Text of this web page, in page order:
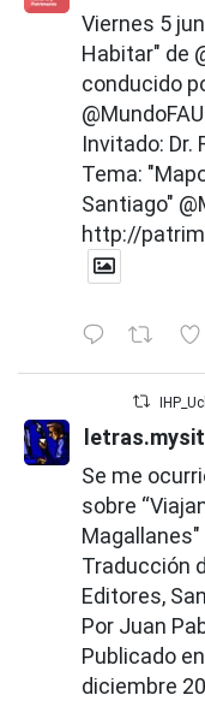
Viernes 5
Habitar" de
conducido
Invitado: Dr.
Tema:
Santiago"
http://
Se me
sobre
Traducción
Editores,
Por Juan
Publicado
diciembre